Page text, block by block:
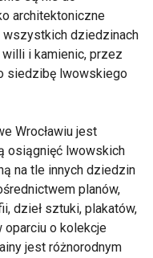
architektoniczne
wszystkich dziedzinach
i kamienic, przez
siedzibę lwowskiego
Wrocławiu jest
osiągnięć lwowskich
na tle innych dziedzin
planów,
dzieł sztuki, plakatów,
oparciu o kolekcje
jest różnorodnym